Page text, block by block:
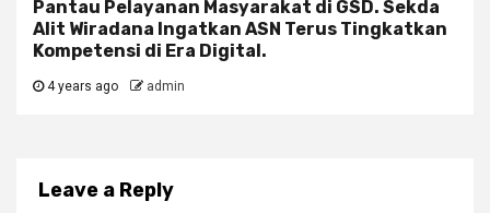
Pantau Pelayanan Masyarakat di GSD. Sekda
Alit Wiradana Ingatkan ASN Terus Tingkatkan
Kompetensi di Era Digital.
4 years ago admin
Leave a Reply